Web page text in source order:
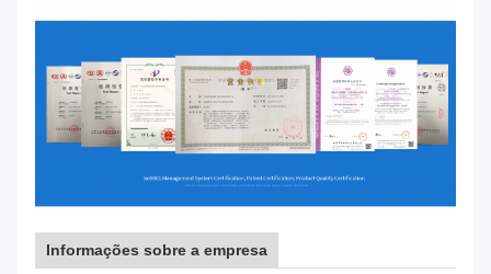
Informações sobre a empresa